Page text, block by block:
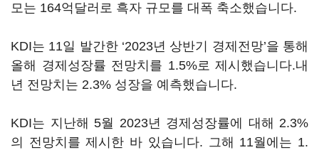
모는 164억달러로 흑자 규모를 대폭 축소했습니다.
KDI는 11일 발간한 ‘2023년 상반기 경제전망’을 통해
올해 경제성장률 전망치를 1.5%로 제시했습니다.내
년 전망치는 2.3% 성장을 예측했습니다.
KDI는 지난해 5월 2023년 경제성장률에 대해 2.3%
의 전망치를 제시한 바 있습니다. 그해 11월에는 1.